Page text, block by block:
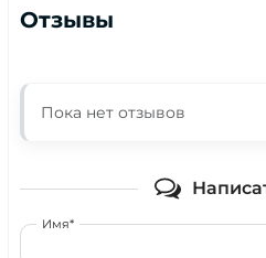
Отзывы
Пока нет отзывов
Имя*